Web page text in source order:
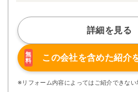
詳細を見る
無
料
この会社を含めた紹介
※リフォーム内容によってはご紹介できない